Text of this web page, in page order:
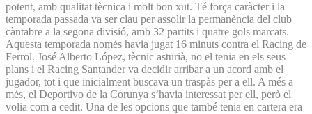
potent, amb qualitat tècnica i molt bon xut. Té força caràcter i la
temporada passada va ser clau per assolir la permanència del club
càntabre a la segona divisió, amb 32 partits i quatre gols marcats.
Aquesta temporada només havia jugat 16 minuts contra el Racing de
Ferrol. José Alberto López, tècnic asturià, no el tenia en els seus
plans i el Racing Santander va decidir arribar a un acord amb el
jugador, tot i que inicialment buscava un traspàs per a ell. A més a
més, el Deportivo de la Corunya s’havia interessat per ell, però el
volia com a cedit. Una de les opcions que també tenia en cartera era